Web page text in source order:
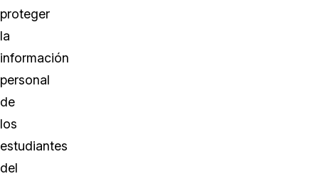
proteger
la
información
personal
de
los
estudiantes
del